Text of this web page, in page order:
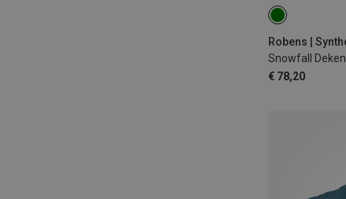
Snowfall Deken
€ 78,20
MAX. 180CM